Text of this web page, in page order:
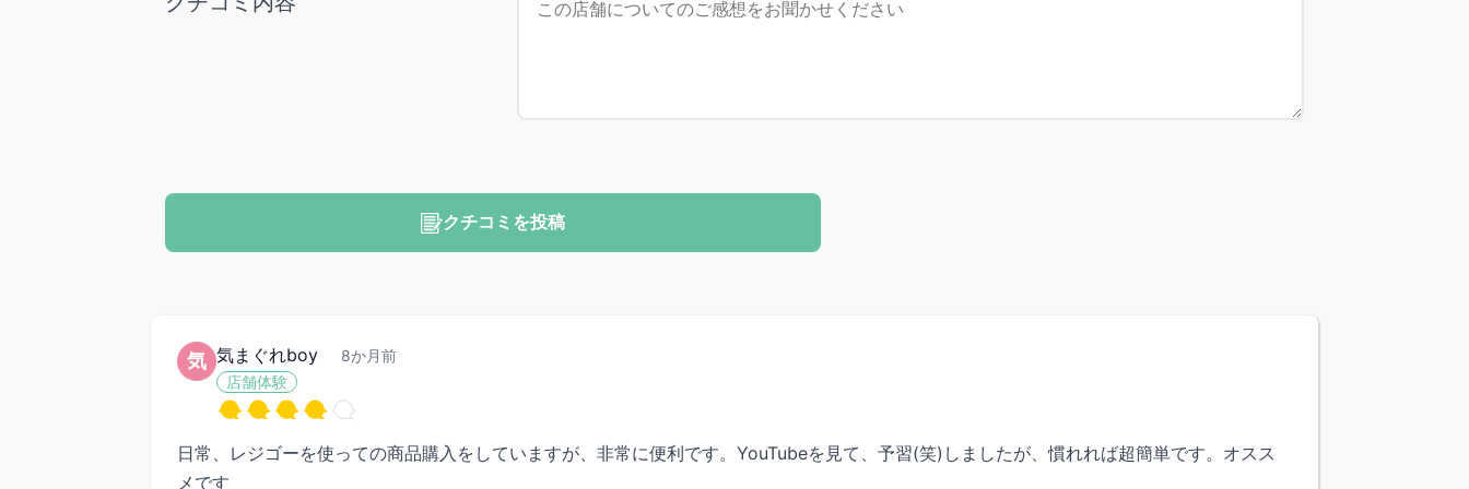
クチコミを投稿
気 気まぐれboy
8か月前
店舗体験
日常、レジゴーを使っての商品購入をしていますが、非常に便利です。YouTubeを見て、予習(笑)しましたが、慣れれば超簡単です。オスス
メです